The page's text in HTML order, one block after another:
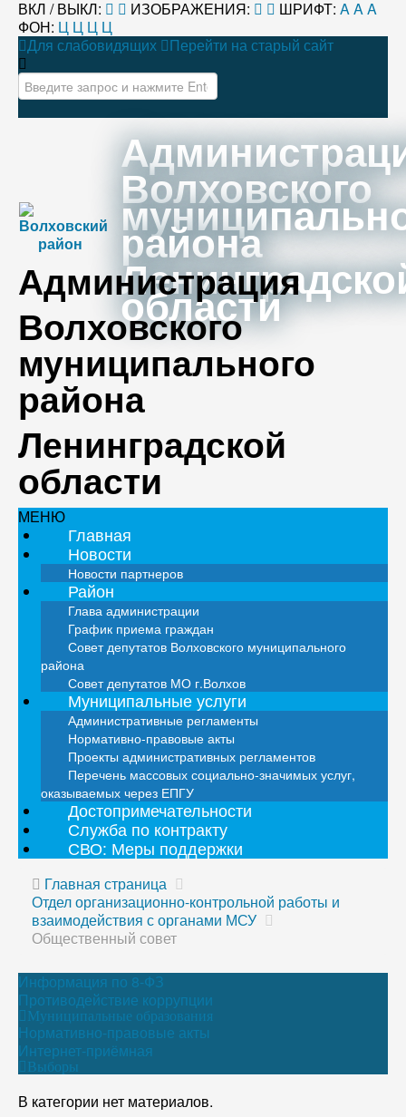
ВКЛ / ВЫКЛ: ИЗОБРАЖЕНИЯ: ШРИФТ: AAA
ФОН: Ц Ц Ц Ц
Для слабовидящих
Перейти на старый сайт
Искать...
Волховского
района
области
Администрация
Волховского
муниципального
района
Ленинградской
области
МЕНЮ
Главная
Новости
Новости партнеров
Район
Глава администрации
График приема граждан
Совет депутатов Волховского муниципального
района
Совет депутатов МО г.Волхов
Муниципальные услуги
Административные регламенты
Нормативно-правовые акты
Проекты административных регламентов
Перечень массовых социально-значимых услуг,
оказываемых через ЕПГУ
Достопримечательности
Служба по контракту
СВО: Меры поддержки
Главная страница
Отдел организационно-контрольной работы и
взаимодействия с органами МСУ
Общественный совет
Информация по 8-ФЗ
Противодействие коррупции
Муниципальные образования
Нормативно-правовые акты
Интернет-приёмная
Выборы
В категории нет материалов.